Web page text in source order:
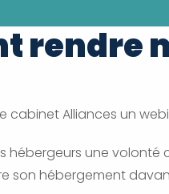
rendre
Alliances un
une
son hébergement